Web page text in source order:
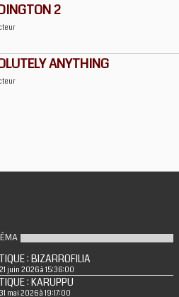
2
ANYTHING
: BIZARROFILIA
juin 2026 à 15:36:00
: KARUPPU
mai 2026 à 19:17:00